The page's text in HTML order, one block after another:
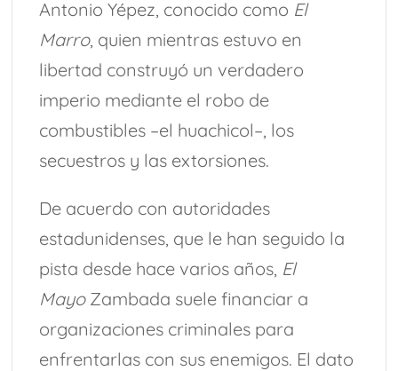
Antonio Yépez, conocido como El
Marro, quien mientras estuvo en
libertad construyó un verdadero
imperio mediante el robo de
combustibles –el huachicol–, los
secuestros y las extorsiones.
De acuerdo con autoridades
estadunidenses, que le han seguido la
pista desde hace varios años, El
MayoZambada suele financiar a
organizaciones criminales para
enfrentarlas con sus enemigos. El dato